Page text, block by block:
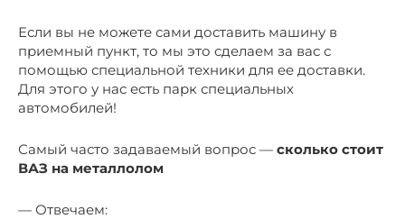
Если вы не можете сами доставить машину в
приемный пункт, то мы это сделаем за вас с
помощью специальной техники для ее доставки.
Для этого у нас есть парк специальных
автомобилей!
Самый часто задаваемый вопрос — сколько стоит
ВАЗ на металлолом
— Отвечаем: